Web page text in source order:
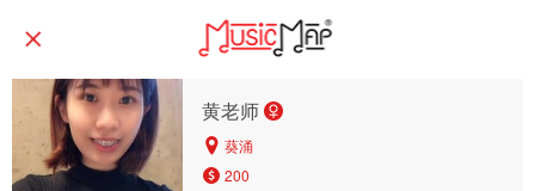
黄老师
葵涌
200